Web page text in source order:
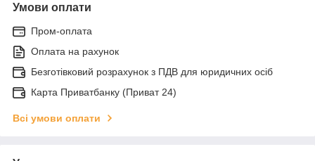
Умови оплати
Пром-оплата
Оплата на рахунок
Безготівковий розрахунок з ПДВ для юридичних осіб
Карта Приватбанку (Приват 24)
Всі умови оплати